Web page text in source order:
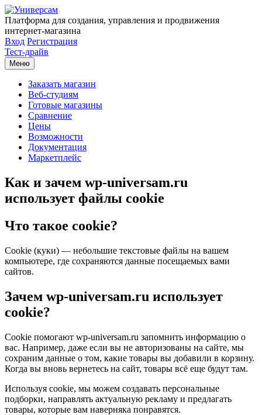
Платформа для создания, управления и продвижения
интернет-магазина
Вход Регистрация
Тест-драйв
Меню
Заказать магазин
Веб-студиям
Готовые магазины
Сравнение
Цены
Возможности
Документация
Маркетплейс
Как и зачем wp-universam.ru
использует файлы cookie
Что такое cookie?
Cookie (куки) — небольшие текстовые файлы на вашем
компьютере, где сохраняются данные посещаемых вами
сайтов.
Зачем wp-universam.ru использует
сookie?
Cookie помогают wp-universam.ru запомнить информацию о
вас. Например, даже если вы не авторизованы на сайте, мы
сохраним данные о том, какие товары вы добавили в корзину.
Когда вы вновь вернетесь на сайт, товары всё еще будут там.
Используя cookie, мы можем создавать персональные
подборки, направлять актуальную рекламу и предлагать
товары, которые вам наверняка понравятся.